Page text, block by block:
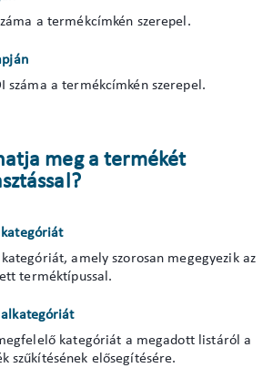
a termékcímkén szerepel.
száma a termékcímkén szerepel.
meg a termékét
kategóriát
kategóriát, amely szorosan megegyezik az
terméktípussal.
alkategóriát
kategóriát a megadott listáról a
szűkítésének elősegítésére.